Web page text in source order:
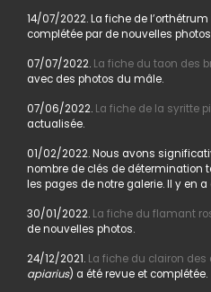
14/07/2022. La fiche de
complétée par de nouvelles
07/07/2022. La fiche du taon des
avec des photos du mâle.
07/06/2022. La fiche de la syritte
actualisée.
01/02/2022. Nous avons
nombre de clés de détermination
les pages de notre galerie. Il y en
30/01/2022. La fiche du flamant
de nouvelles photos.
24/12/2021. La fiche du clairon des
apiarius) a été revue et complétée.